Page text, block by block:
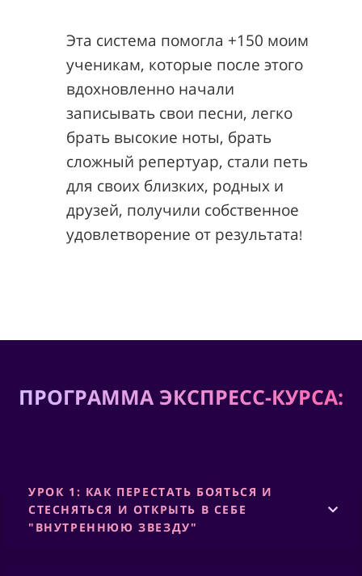
Эта система помогла +150 моим
ученикам, которые после этого
вдохновленно начали
записывать свои песни, легко
брать высокие ноты, брать
сложный репертуар, стали петь
для своих близких, родных и
друзей, получили собственное
удовлетворение от результата!
ПРОГРАММА ЭКСПРЕСС-КУРСА:
УРОК 1: КАК ПЕРЕСТАТЬ БОЯТЬСЯ И
СТЕСНЯТЬСЯ И ОТКРЫТЬ В СЕБЕ
"ВНУТРЕННЮЮ ЗВЕЗДУ"